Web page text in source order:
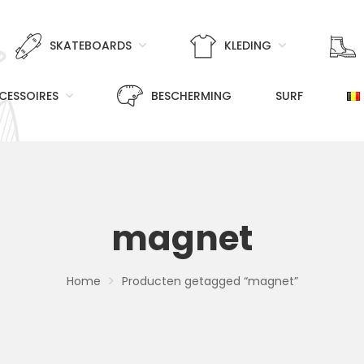
SKATEBOARDS KLEDING
BESCHERMING SURF
magnet
Home Producten getagged “magnet”